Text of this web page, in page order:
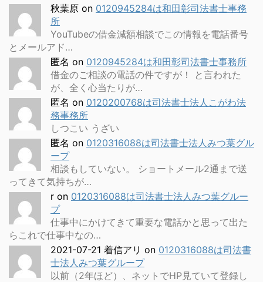
秋葉原 on 0120945284は和田彰司法書士事務
所
YouTubeの借金減額相談でこの情報を電話番号
とメールアド…
匿名 on 0120945284は和田彰司法書士事務所
借金のご相談の電話の件ですが！ と言われた
が、全く心当たりが…
匿名 on 0120200768は司法書士法人こがわ法
務事務所
しつこい うざい
匿名 on 0120316088は司法書士法人みつ葉グル
ープ
相談もしていない。 ショートメール2通まで送
ってきて気持ちが…
r on 0120316088は司法書士法人みつ葉グルー
プ
仕事中にかけてきて重要な電話かと思って出た
らこれで仕事中なの…
2021-07-21 着信アリ on 0120316088は司法書
士法人みつ葉グループ
以前（2年ほど）、ネットでHP見ていて登録し